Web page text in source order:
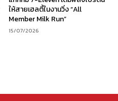
ให้สายเฮลตี้ในงานวิ่ง “All
Member Milk Run”
15/07/2026